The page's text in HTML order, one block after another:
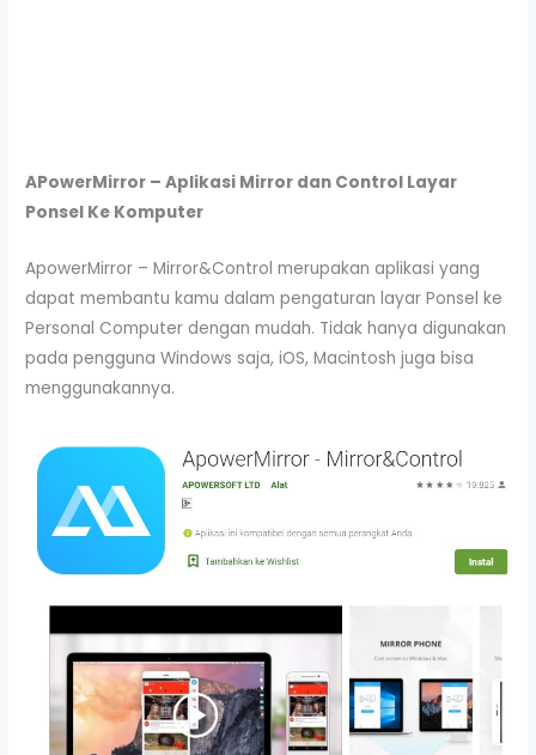
APowerMirror –Aplikasi Mirror dan Control Layar
Ponsel Ke Komputer
ApowerMirror – Mirror&Control merupakan aplikasi yang
dapat membantu kamu dalam pengaturan layar Ponsel ke
Personal Computer dengan mudah. Tidak hanya digunakan
pada pengguna Windows saja, iOS, Macintosh juga bisa
menggunakannya.